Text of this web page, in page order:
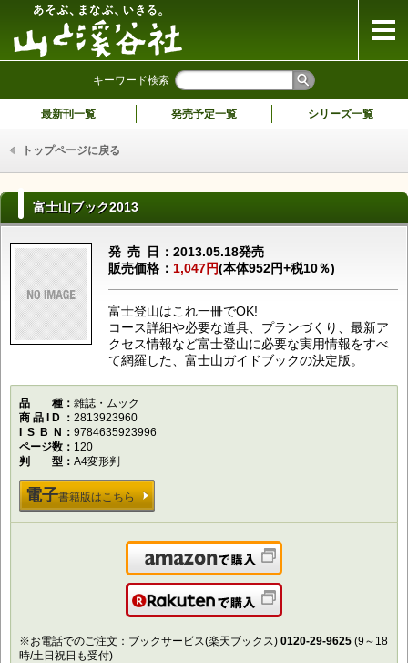
キーワード検索
最新刊一覧 発売予定一覧 シリーズ一覧
トップページに戻る
富士山ブック2013
発売日 2013.05.18発売
販売価格
1,047円(本体952円+税10％)
富士登山はこれ一冊でOK!
コース詳細や必要な道具、プランづくり、最新ア
クセス情報など富士登山に必要な実用情報をすべ
て網羅した、富士山ガイドブックの決定版。
品種雑誌・ムック
商品ID
2813923960
ISBN
9784635923996
ページ数
120
判型A4変形判
電子書籍版はこちら
Amazonで購入
楽天で購入
※お電話でのご注文：ブックサービス(楽天ブックス) 0120-29-9625 (9～18
時/土日祝日も受付)